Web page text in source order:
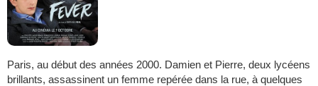
Paris, au début des années 2000. Damien et Pierre, deux lycéens
brillants, assassinent un femme repérée dans la rue, à quelques